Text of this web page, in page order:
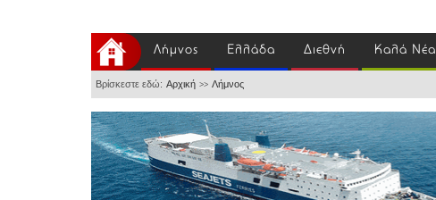
Λήμνος Ελλάδα Διεθνή Καλά Νέα
Βρίσκεστε εδώ: Αρχική >> Λήμνος